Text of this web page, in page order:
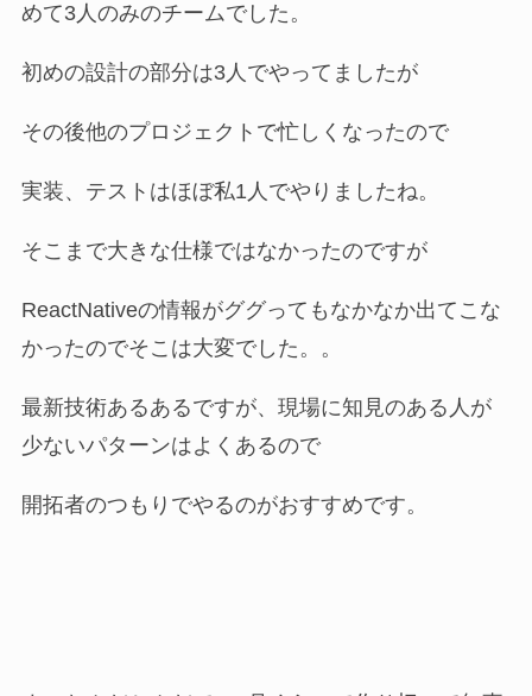
めて3人のみのチームでした。
初めの設計の部分は3人でやってましたが
その後他のプロジェクトで忙しくなったので
実装、テストはほぼ私1人でやりましたね。
そこまで大きな仕様ではなかったのですが
ReactNativeの情報がググってもなかなか出てこな
かったのでそこは大変でした。。
最新技術あるあるですが、現場に知見のある人が
少ないパターンはよくあるので
開拓者のつもりでやるのがおすすめです。